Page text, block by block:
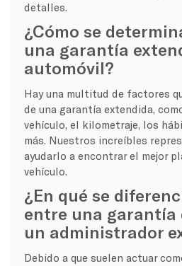
detalles.
¿Cómo se
una garantía
automóvil?
Hay una multitud de factores
de una garantía extendida,
vehículo, el kilometraje, los
más. Nuestros increíbles
ayudarlo a encontrar el mejor
vehículo.
¿En qué se
entre una garantía
un administrador
Debido a que suelen actuar